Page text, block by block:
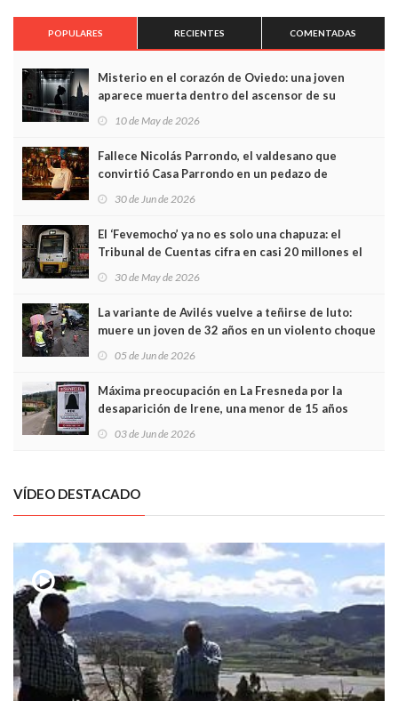
POPULARES RECIENTES COMENTADAS
Misterio en el corazón de Oviedo: una joven
aparece muerta dentro del ascensor de su
edificio y las cámaras captan sus últimos minutos
10 de May de 2026
Fallece Nicolás Parrondo, el valdesano que
convirtió Casa Parrondo en un pedazo de
Asturias en Madrid
30 de Jun de 2026
El ‘Fevemocho’ ya no es solo una chapuza: el
Tribunal de Cuentas cifra en casi 20 millones el
sobrecoste de los trenes que no cabían por los
30 de May de 2026
La variante de Avilés vuelve a teñirse de luto:
muere un joven de 32 años en un violento choque
frontal
05 de Jun de 2026
Máxima preocupación en La Fresneda por la
desaparición de Irene, una menor de 15 años
03 de Jun de 2026
VÍDEO DESTACADO